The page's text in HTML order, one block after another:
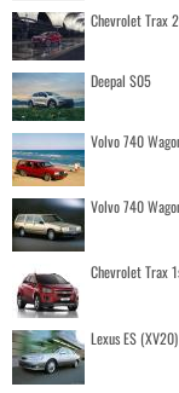
Chevrolet Trax
Deepal S05
Volvo 740
Volvo 740
Chevrolet Trax
Lexus ES